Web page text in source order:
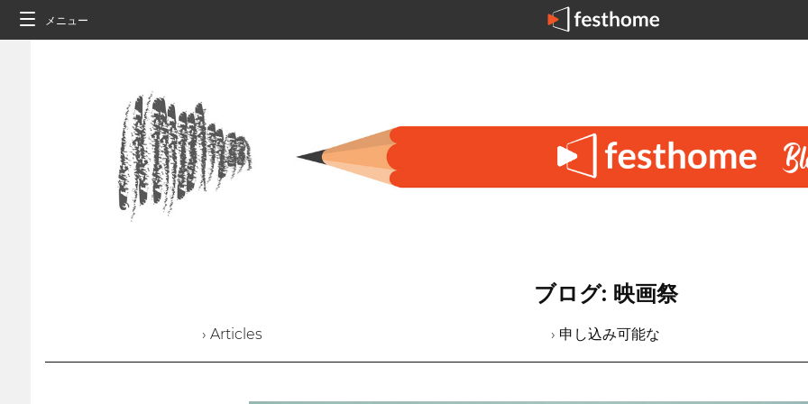
メニュー
ブログ: 映画祭
› Articles › 申し込み可能な